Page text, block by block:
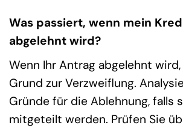
Was passiert, wenn mein
abgelehnt wird?
Wenn Ihr Antrag abgelehnt
Grund zur Verzweiflung.
Gründe für die Ablehnung, falls
mitgeteilt werden. Prüfen Sie